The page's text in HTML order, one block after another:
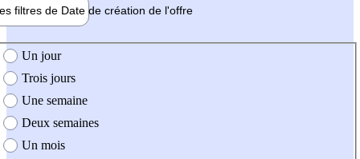
filtres de Date de création de l'offre
création de l'offre
Un jour
Trois jours
Une semaine
Deux semaines
Un mois